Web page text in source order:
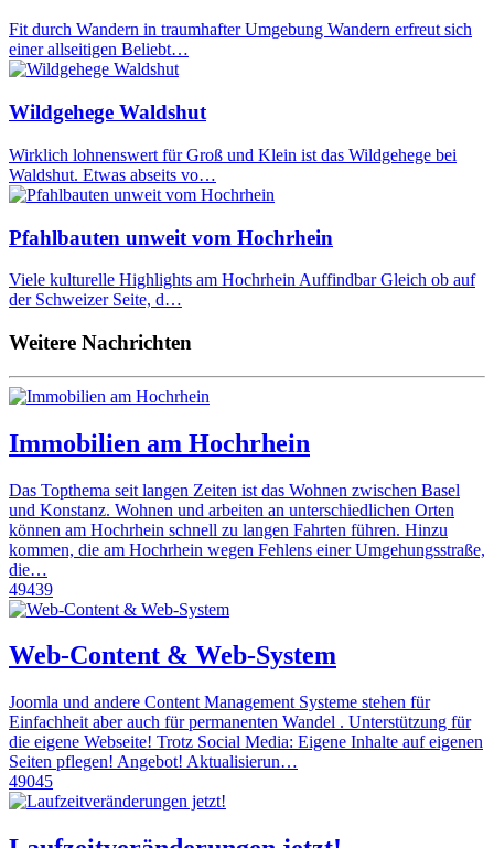
Fit durch Wandern in traumhafter Umgebung Wandern erfreut sich
einer allseitigen Beliebt…
Wildgehege Waldshut
Wirklich lohnenswert für Groß und Klein ist das Wildgehege bei
Waldshut. Etwas abseits vo…
Pfahlbauten unweit vom Hochrhein
Viele kulturelle Highlights am Hochrhein Auffindbar Gleich ob auf
der Schweizer Seite, d…
Weitere Nachrichten
Immobilien am Hochrhein
Das Topthema seit langen Zeiten ist das Wohnen zwischen Basel
und Konstanz. Wohnen und arbeiten an unterschiedlichen Orten
können am Hochrhein schnell zu langen Fahrten führen. Hinzu
kommen, die am Hochrhein wegen Fehlens einer Umgehungsstraße,
die…
49439
Web-Content & Web-System
Joomla und andere Content Management Systeme stehen für
Einfachheit aber auch für permanenten Wandel . Unterstützung für
die eigene Webseite! Trotz Social Media: Eigene Inhalte auf eigenen
Seiten pflegen! Angebot! Aktualisierun…
49045